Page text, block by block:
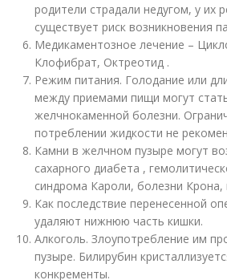
родители страдали недугом, у их
существует риск возникновения
Медикаментозное лечение –
Клофибрат, Октреотид .
Режим питания. Голодание или
между приемами пищи могут
желчнокаменной болезни.
потреблении жидкости не
Камни в желчном пузыре могут
сахарного диабета ,
синдрома Кароли, болезни Крона,
Как последствие перенесенной
удаляют нижнюю часть кишки.
Алкоголь. Злоупотребление им
пузыре. Билирубин
конкременты.